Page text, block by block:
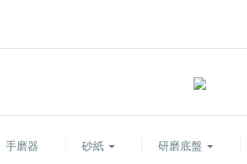
手磨器 砂紙 研磨底盤